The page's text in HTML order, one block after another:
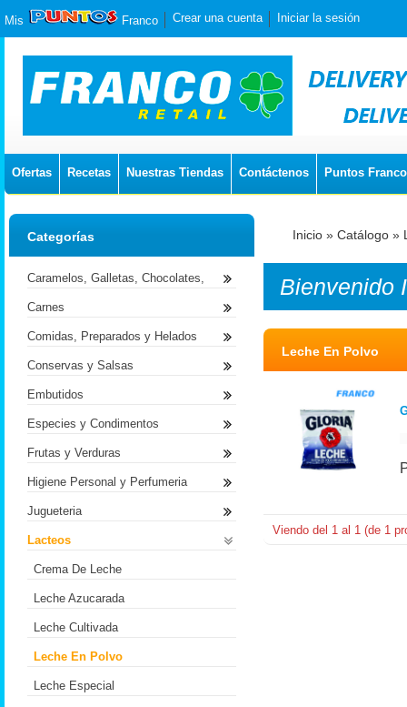
Mis Franco Crear una cuenta Iniciar la sesión
Ofertas Recetas Nuestras Tiendas Contáctenos Puntos Franco
Inicio » Catálogo »
Bienvenido
Leche En Polvo
Viendo del 1 al 1 (de 1
Categorías
Caramelos, Galletas, Chocolates,
Carnes
Comidas, Preparados y Helados
Conservas y Salsas
Embutidos
Especies y Condimentos
Frutas y Verduras
Higiene Personal y Perfumeria
Jugueteria
Lacteos
Crema De Leche
Leche Azucarada
Leche Cultivada
Leche En Polvo
Leche Especial